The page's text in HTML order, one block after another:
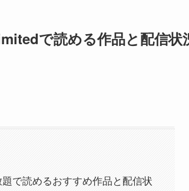
で読める作品と配信状
で読めるおすすめ作品と配信状